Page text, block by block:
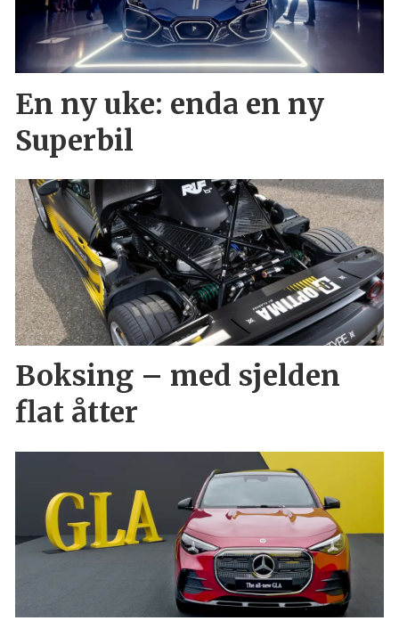
En ny uke: enda en ny
Superbil
Boksing – med sjelden
flat åtter